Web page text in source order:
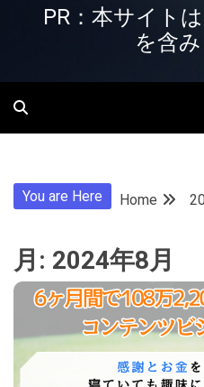
PR：本サイト
を含み
You are Here Home
月: 2024年8月